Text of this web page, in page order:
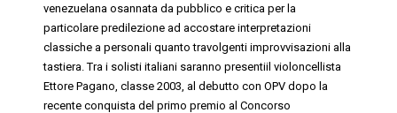
venezuelana osannata da pubblico e critica per la
particolare predilezione ad accostare interpretazioni
classiche a personali quanto travolgenti improvvisazioni alla
tastiera. Tra i solisti italiani saranno presentiilvioloncellista
Ettore Pagano , classe 2003, al debutto con OPV dopo la
recente conquista del primo premio al Concorso